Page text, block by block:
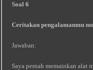
Soal 6
Ceritakan pengalamanmu
Jawaban:
Saya pernah memainkan alat